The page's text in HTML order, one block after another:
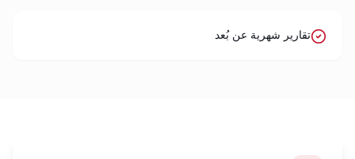
تقارير شهرية عن بُعد